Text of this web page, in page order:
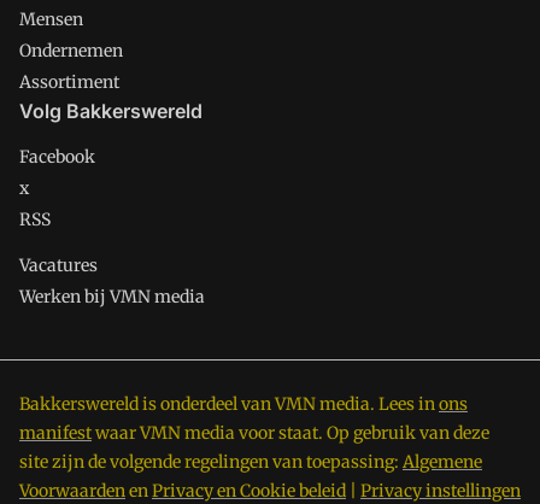
Mensen
Ondernemen
Assortiment
Volg Bakkerswereld
Facebook
x
RSS
Vacatures
Werken bij VMN media
Bakkerswereld is onderdeel van VMN media. Lees inons
manifestwaar VMN media voor staat. Op gebruik van deze
site zijn de volgende regelingen van toepassing: Algemene
VoorwaardenenPrivacy en Cookie beleid Privacy instellingen